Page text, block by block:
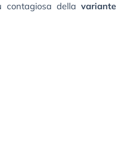
contagiosa della variante